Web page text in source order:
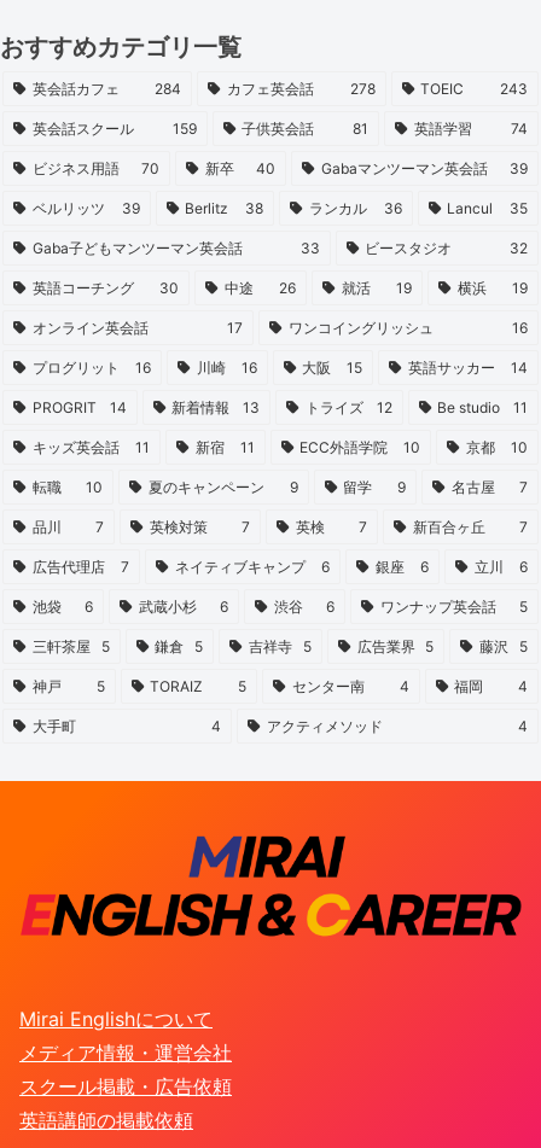
おすすめカテゴリ一覧
英会話カフェ 284 カフェ英会話 278 TOEIC 243
英会話スクール 159 子供英会話 81 英語学習 74
ビジネス用語 70 新卒 40 Gabaマンツーマン英会話 39
ベルリッツ 39 Berlitz 38 ランカル 36 Lancul 35
Gaba子どもマンツーマン英会話 33 ビースタジオ 32
英語コーチング 30 中途 26 就活 19 横浜 19
オンライン英会話 17 ワンコイングリッシュ 16
プログリット 16 川崎 16 大阪 15 英語サッカー 14
PROGRIT 14 新着情報 13 トライズ 12 Be studio 11
キッズ英会話 11 新宿 11 ECC外語学院 10 京都 10
転職 10 夏のキャンペーン 9 留学 9 名古屋 7
品川 7 英検対策 7 英検 7 新百合ヶ丘 7
広告代理店 7 ネイティブキャンプ 6 銀座 6 立川 6
池袋 6 武蔵小杉 6 渋谷 6 ワンナップ英会話 5
三軒茶屋 5 鎌倉 5 吉祥寺 5 広告業界 5 藤沢 5
神戸 5 TORAIZ 5 センター南 4 福岡 4
大手町 4 アクティメソッド 4
Mirai Englishについて
メディア情報・運営会社
スクール掲載・広告依頼
英語講師の掲載依頼